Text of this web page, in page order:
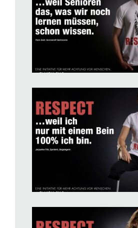
BILD ANZEIGEN
BILD ANZEIGEN